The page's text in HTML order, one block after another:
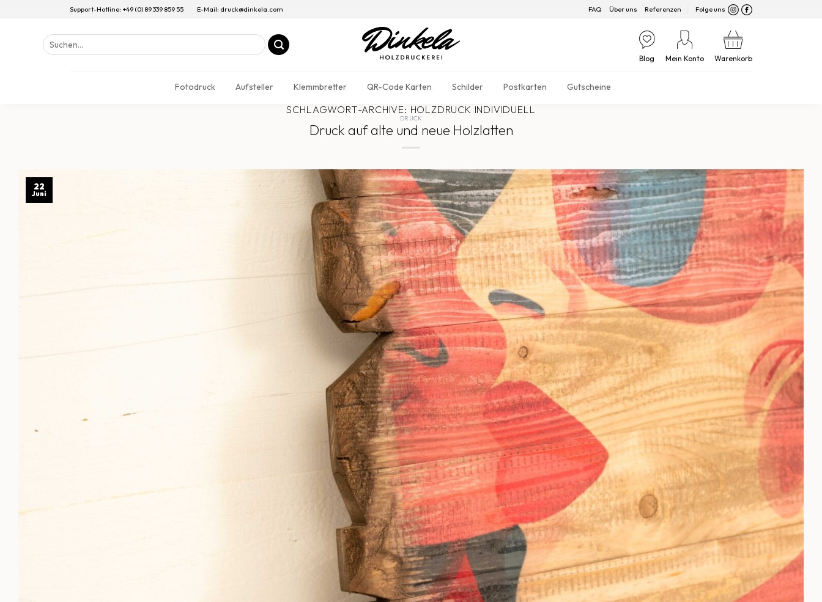
Support-Hotline: +49 (0) 89 339 859 55 E-Mail: druck@dinkela.com FAQ Über uns Referenzen Folge uns
Suchen
nach:
Blog Mein Konto Warenkorb
Fotodruck Aufsteller Klemmbretter QR-Code Karten Schilder Postkarten Gutscheine
SCHLAGWORT-ARCHIVE: HOLZDRUCK INDIVIDUELL
DRUCK
Druck auf alte und neue Holzlatten
22
Juni